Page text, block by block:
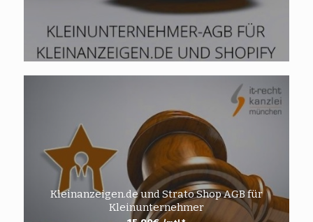
Kleinanzeigen.de und Strato Shop AGB für
Kleinunternehmer